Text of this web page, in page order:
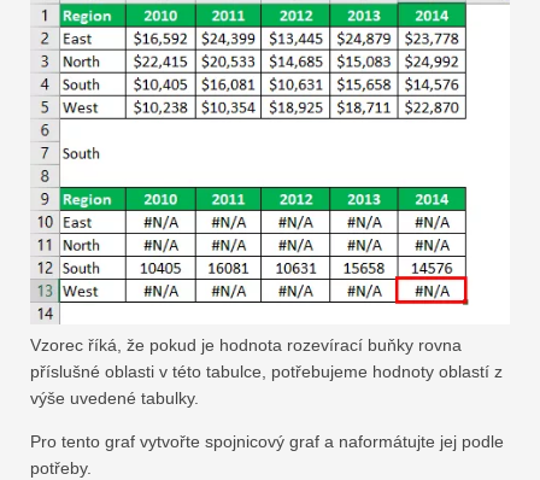
Vzorec říká, že pokud je hodnota rozevírací buňky rovna
příslušné oblasti v této tabulce, potřebujeme hodnoty oblastí z
výše uvedené tabulky.
Pro tento graf vytvořte spojnicový graf a naformátujte jej podle
potřeby.